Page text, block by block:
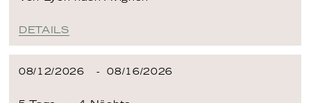
DETAILS
08/12/2026 08/16/2026